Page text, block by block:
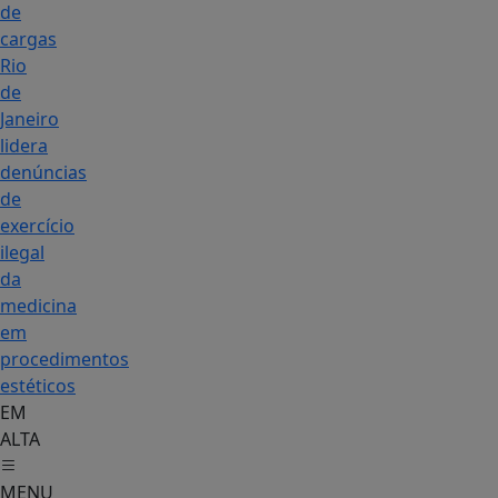
de
cargas
Rio
de
Janeiro
lidera
denúncias
de
exercício
ilegal
da
medicina
em
procedimentos
estéticos
EM
ALTA
MENU